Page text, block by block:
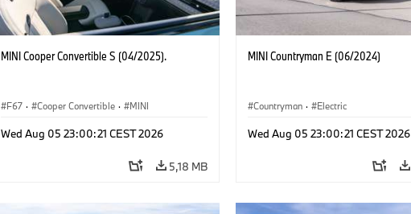
MINI Cooper Convertible S (04/2025).
F67 · Cooper Convertible · MINI
Wed Aug 05 23:00:21 CEST 2026
5,18 MB
MINI Countryman E (06/2024)
Countryman · Electric
Wed Aug 05 23:00:21 CEST 2026